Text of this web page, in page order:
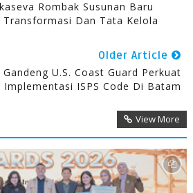
Rombak Susunan Baru
Dan Tata Kelola
Older Article
U.S. Coast Guard Perkuat
Implementasi ISPS Code Di Batam
View More